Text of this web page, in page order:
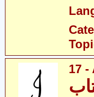
17 -